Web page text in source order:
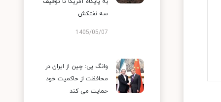
سه نفتکش
1405/05/07
وانگ یی: چین از ایران در
محافظت از حاکمیت خود
حمایت می کند